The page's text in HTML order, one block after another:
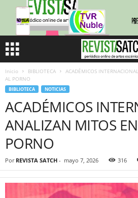
Inicio BIBLIOTECA
ACADÉMICOS
AL PORNO
BIBLIOTECA NOTICIAS
ACADÉMICOS
ANALIZAN MITOS
PORNO
Por REVISTA SATCH - mayo 7, 2026 316